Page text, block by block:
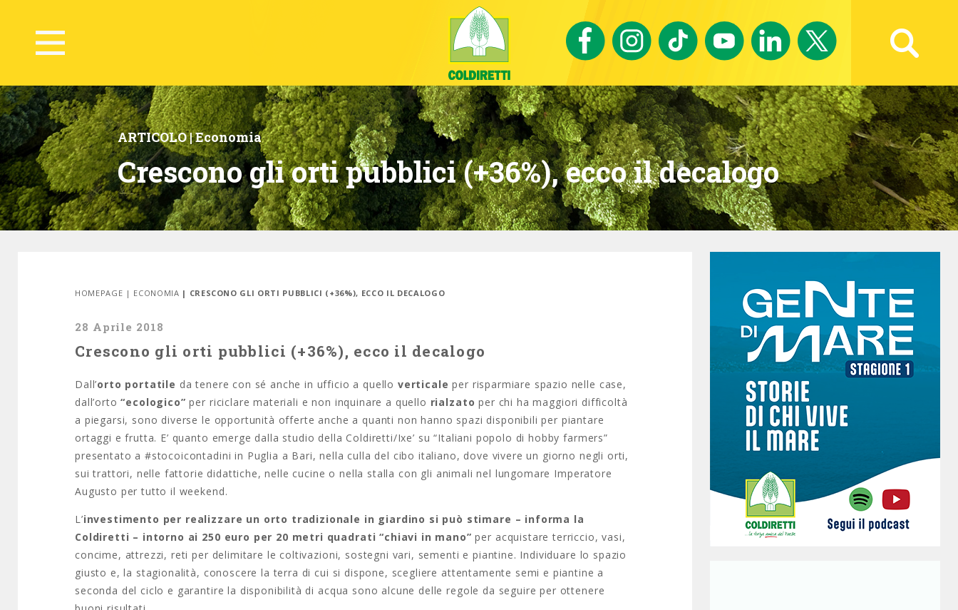
Ricerca avanzata
ARTICOLO |Economia
Crescono gli orti pubblici (+36%), ecco il decalogo
HOMEPAGE | ECONOMIA | CRESCONO GLI ORTI PUBBLICI (+36%), ECCO IL DECALOGO
28 Aprile 2018
Crescono gli orti pubblici (+36%), ecco il decalogo
Dall’orto portatile da tenere con sé anche in ufficio a quello verticale per risparmiare spazio nelle case,
dall’orto“ecologico” per riciclare materiali e non inquinare a quello rialzato per chi ha maggiori difficoltà
a piegarsi, sono diverse le opportunità offerte anche a quanti non hanno spazi disponibili per piantare
ortaggi e frutta. E’ quanto emerge dalla studio della Coldiretti/Ixe’ su “Italiani popolo di hobby farmers”
presentato a #stocoicontadini in Puglia a Bari, nella culla del cibo italiano, dove vivere un giorno negli orti,
sui trattori, nelle fattorie didattiche, nelle cucine o nella stalla con gli animali nel lungomare Imperatore
Augusto per tutto il weekend.
L’investimento per realizzare un orto tradizionale in giardino si può stimare – informa la
Coldiretti – intorno ai 250 euro per 20 metri quadrati “chiavi in mano” per acquistare terriccio, vasi,
concime, attrezzi, reti per delimitare le coltivazioni, sostegni vari, sementi e piantine. Individuare lo spazio
giusto e, la stagionalità, conoscere la terra di cui si dispone, scegliere attentamente semi e piantine a
seconda del ciclo e garantire la disponibilità di acqua sono alcune delle regole da seguire per ottenere